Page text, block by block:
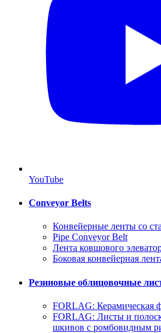
YouTube
Conveyor Belts
Конвейерные ленты со
Pipe Conveyor Belt
Лента ковшового
Боковая конвейерная
Резиновые облицовочные
FORLAG: Керамическая
FORLAG: Листы и
шкивов с ромбовидным